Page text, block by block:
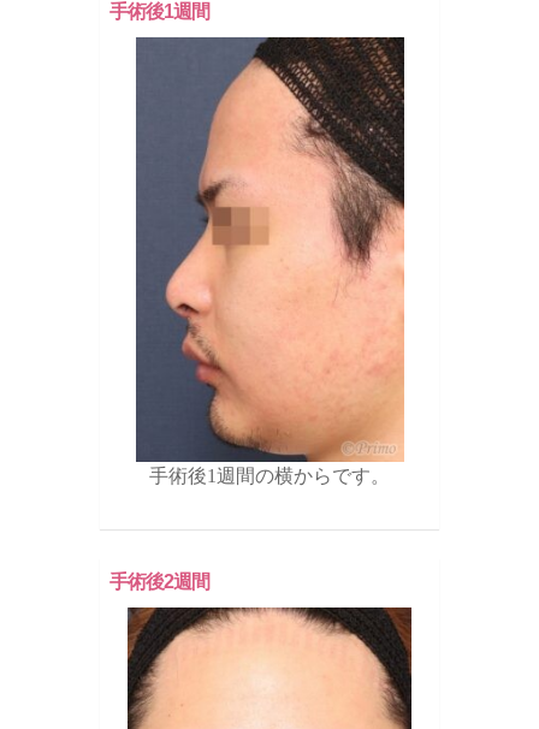
手術後1週間
手術後1週間の横からです。
手術後2週間